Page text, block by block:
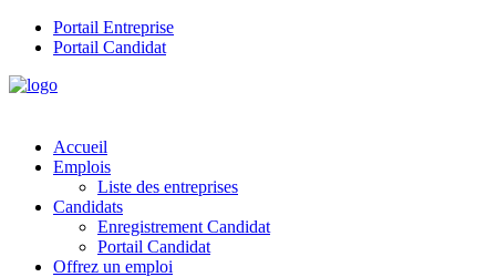
Portail Entreprise
Portail Candidat
Accueil
Emplois
Liste des entreprises
Candidats
Enregistrement Candidat
Portail Candidat
Offrez un emploi